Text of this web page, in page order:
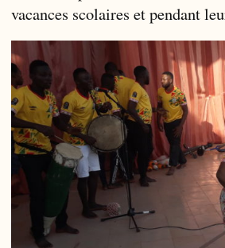
vacances scolaires et pendant